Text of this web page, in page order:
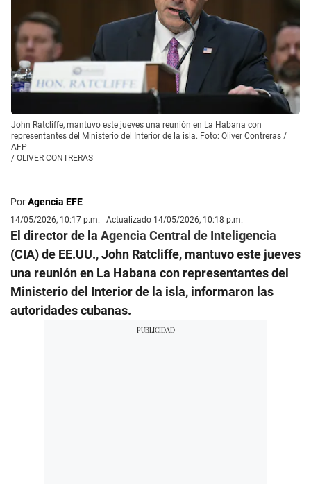
John Ratcliffe, mantuvo este jueves una reunión en La Habana con
representantes del Ministerio del Interior de la isla. Foto: Oliver Contreras /
AFP
/ OLIVER CONTRERAS
PorAgencia EFE
14/05/2026, 10:17 p.m. | Actualizado 14/05/2026, 10:18 p.m.
El director de la Agencia Central de Inteligencia
(CIA) de EE.UU., John Ratcliffe, mantuvo este jueves
una reunión en La Habana con representantes del
Ministerio del Interior de la isla, informaron las
autoridades cubanas.